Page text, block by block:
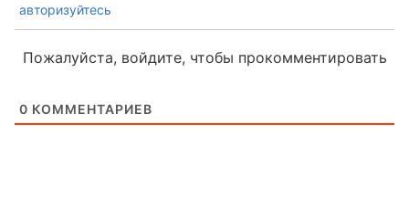
авторизуйтесь
Пожалуйста, войдите, чтобы прокомментировать
0 КОММЕНТАРИЕВ